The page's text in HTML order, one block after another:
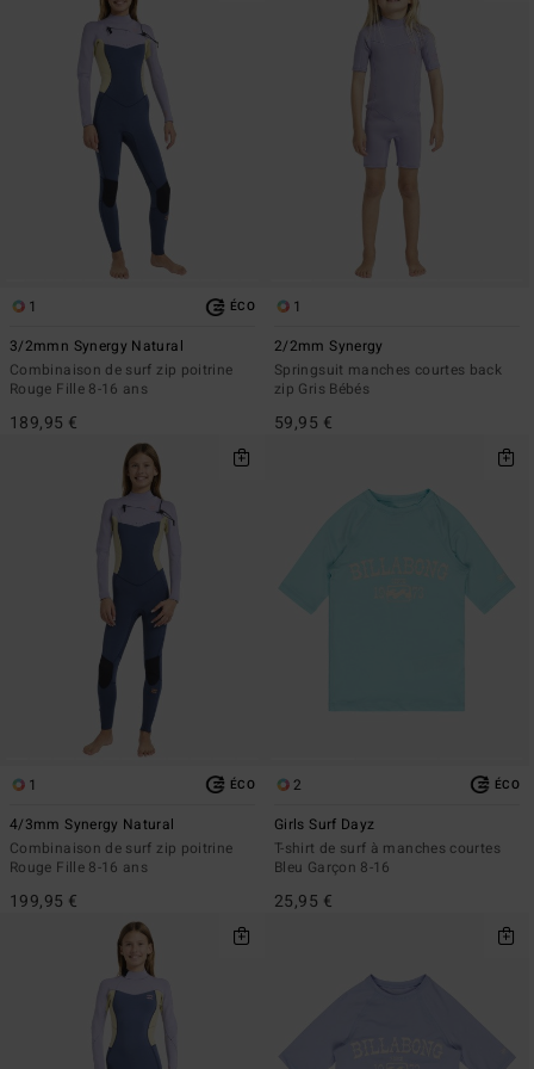
1 ÉCO
3/2mmn Synergy Natural
Combinaison de surf zip poitrine
Rouge Fille 8-16 ans
189,95 €
1
2/2mm Synergy
Springsuit manches courtes back
zip Gris Bébés
59,95 €
1 ÉCO
4/3mm Synergy Natural
Combinaison de surf zip poitrine
Rouge Fille 8-16 ans
199,95 €
2 ÉCO
Girls Surf Dayz
T-shirt de surf à manches courtes
Bleu Garçon 8-16
25,95 €